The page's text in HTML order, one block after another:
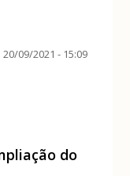
20/09/2021 - 15:09
do